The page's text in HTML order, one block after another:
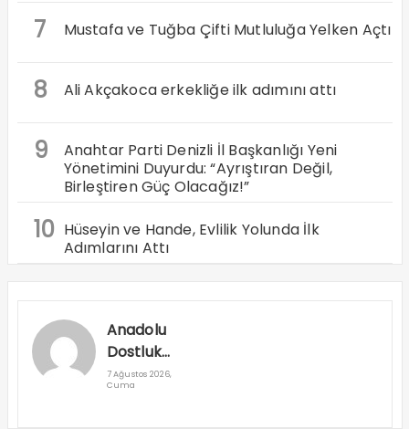
7 Mustafa ve Tuğba Çifti Mutluluğa Yelken Açtı
8 Ali Akçakoca erkekliğe ilk adımını attı
9
Anahtar Parti Denizli İl Başkanlığı Yeni
Yönetimini Duyurdu: “Ayrıştıran Değil,
Birleştiren Güç Olacağız!”
10 Hüseyin ve Hande, Evlilik Yolunda İlk
Adımlarını Attı
Anadolu
Dostluk
Rallisi
7 Ağustos 2026,
Cuma